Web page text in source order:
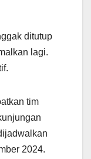
ditutup
lagi.
tim
2024.